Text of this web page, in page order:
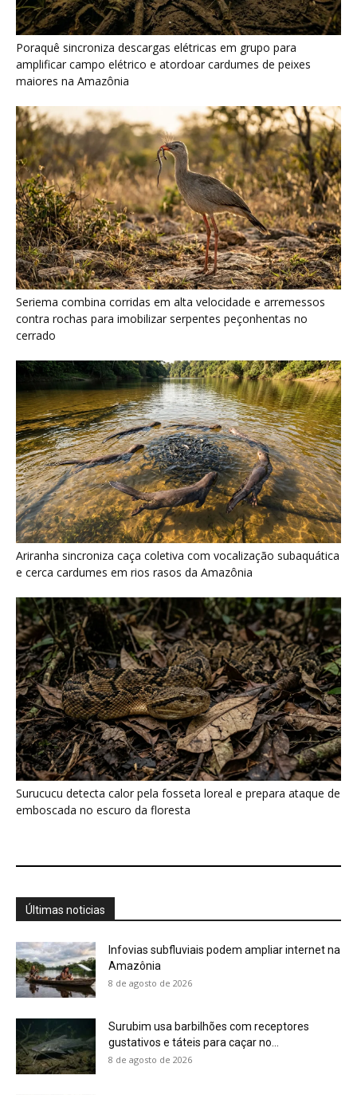
Poraquê sincroniza descargas elétricas em grupo para
amplificar campo elétrico e atordoar cardumes de peixes
maiores na Amazônia
Seriema combina corridas em alta velocidade e arremessos
contra rochas para imobilizar serpentes peçonhentas no
cerrado
Ariranha sincroniza caça coletiva com vocalização subaquática
e cerca cardumes em rios rasos da Amazônia
Surucucu detecta calor pela fosseta loreal e prepara ataque de
emboscada no escuro da floresta
Últimas noticias
Infovias subfluviais podem ampliar internet na
Amazônia
8 de agosto de 2026
Surubim usa barbilhões com receptores
gustativos e táteis para caçar no...
8 de agosto de 2026